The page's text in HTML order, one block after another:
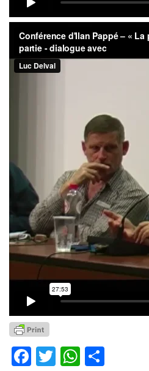
Facebook
TwitterWhatsApp